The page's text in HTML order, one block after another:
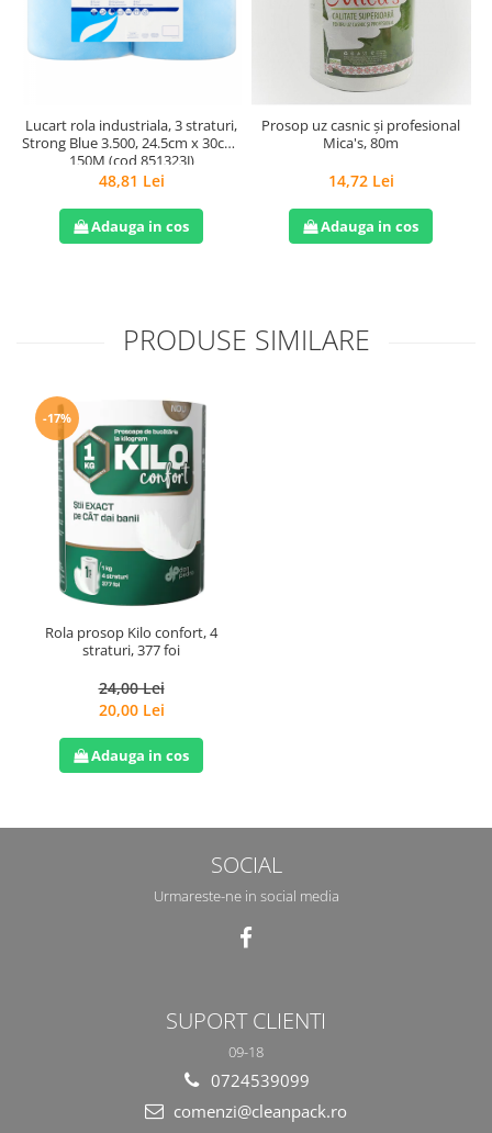
Lucart rola industriala, 3 straturi,
Strong Blue 3.500, 24.5cm x 30cm,
150M (cod 851323J)
48,81 Lei
Adauga in cos
Prosop uz casnic și profesional
Mica's, 80m
14,72 Lei
Adauga in cos
PRODUSE SIMILARE
-17%
Rola prosop Kilo confort, 4
straturi, 377 foi
24,00 Lei
20,00 Lei
Adauga in cos
SOCIAL
Urmareste-ne in social media
SUPORT CLIENTI
09-18
0724539099
comenzi@cleanpack.ro